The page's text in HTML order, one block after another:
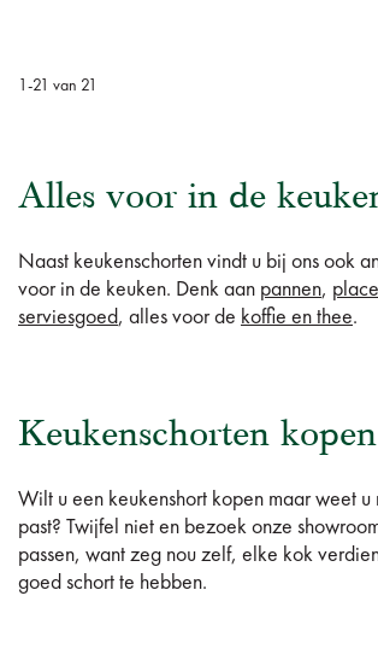
-21 van 21
Alles voor in de
Naast keukenschorten vindt u bij ons ook
voor in de keuken. Denk aan pannen,
serviesgoed, alles voor de koffie en thee.
Keukenschorten kopen
Wilt u een keukenshort kopen maar weet u
past? Twijfel niet en bezoek onze
passen, want zeg nou zelf, elke kok
goed schort te hebben.